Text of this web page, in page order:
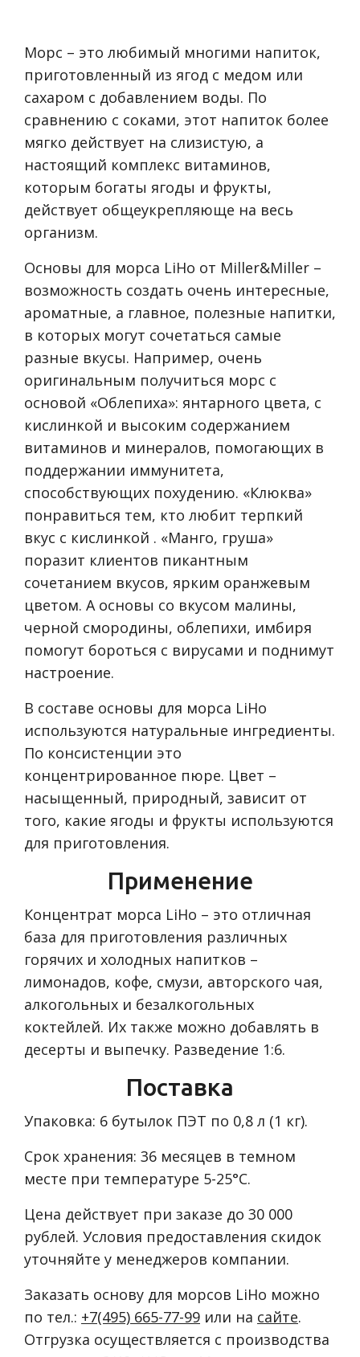
Морс – это любимый многими напиток,
приготовленный из ягод с медом или
сахаром с добавлением воды. По
сравнению с соками, этот напиток более
мягко действует на слизистую, а
настоящий комплекс витаминов,
которым богаты ягоды и фрукты,
действует общеукрепляюще на весь
организм.
Основы для морса LiHo от Miller&Miller –
возможность создать очень интересные,
ароматные, а главное, полезные напитки,
в которых могут сочетаться самые
разные вкусы. Например, очень
оригинальным получиться морс с
основой «Облепиха»: янтарного цвета, с
кислинкой и высоким содержанием
витаминов и минералов, помогающих в
поддержании иммунитета,
способствующих похудению. «Клюква»
понравиться тем, кто любит терпкий
вкус с кислинкой . «Манго, груша»
поразит клиентов пикантным
сочетанием вкусов, ярким оранжевым
цветом. А основы со вкусом малины,
черной смородины, облепихи, имбиря
помогут бороться с вирусами и поднимут
настроение.
В составе основы для морса LiHo
используются натуральные ингредиенты.
По консистенции это
концентрированное пюре. Цвет –
насыщенный, природный, зависит от
того, какие ягоды и фрукты используются
для приготовления.
Применение
Концентрат морса LiHo – это отличная
база для приготовления различных
горячих и холодных напитков –
лимонадов, кофе, смузи, авторского чая,
алкогольных и безалкогольных
коктейлей. Их также можно добавлять в
десерты и выпечку. Разведение 1:6.
Поставка
Упаковка: 6 бутылок ПЭТ по 0,8 л (1 кг).
Срок хранения: 36 месяцев в темном
месте при температуре 5-25°С.
Цена действует при заказе до 30 000
рублей. Условия предоставления скидок
уточняйте у менеджеров компании.
Заказать основу для морсов LiHo можно
по тел.: +7(495) 665-77-99 или на сайте.
Отгрузка осуществляется с производства